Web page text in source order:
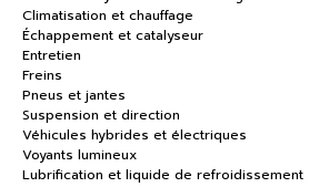
Climatisation et chauffage
Échappement et catalyseur
Entretien
Freins
Pneus et jantes
Suspension et direction
Véhicules hybrides et électriques
Voyants lumineux
Lubrification et liquide de refroidissement